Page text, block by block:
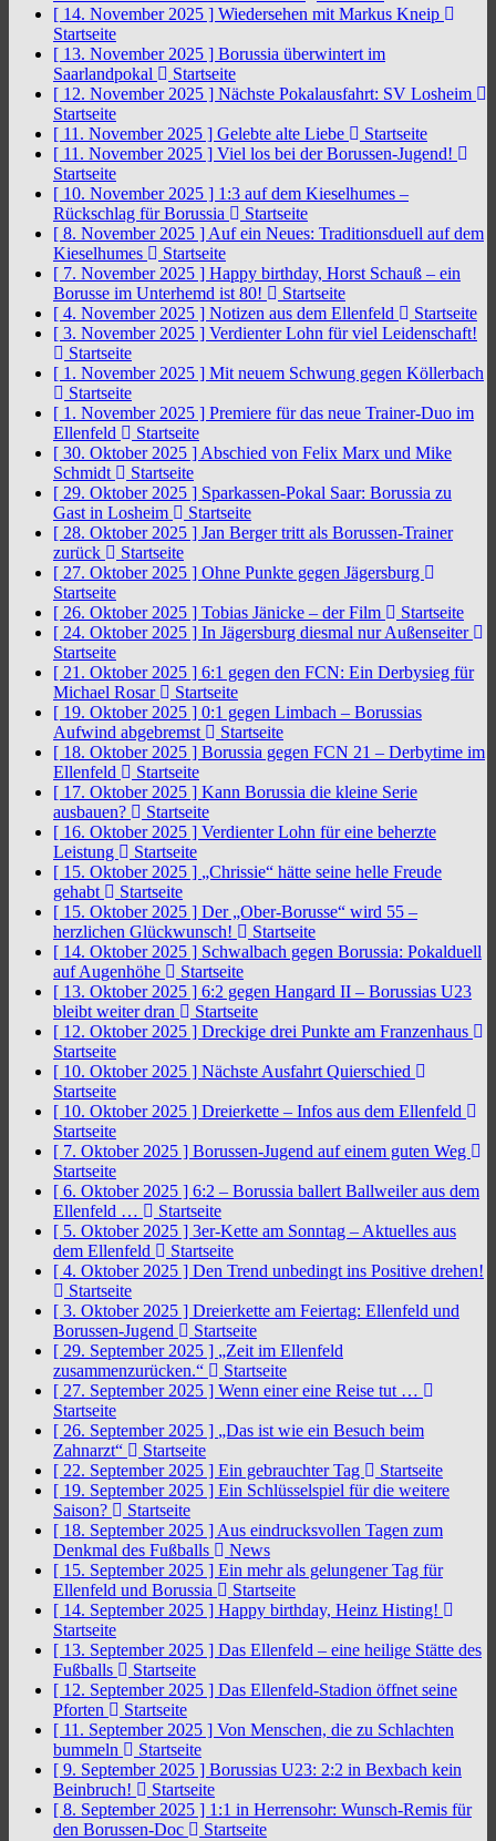
[ 14. November 2025 ] Wiedersehen mit Markus Kneip
Startseite
[ 13. November 2025 ] Borussia überwintert im
Saarlandpokal
Startseite
[ 12. November 2025 ] Nächste Pokalausfahrt: SV Losheim
Startseite
[ 11. November 2025 ] Gelebte alte Liebe
Startseite
[ 11. November 2025 ] Viel los bei der Borussen-Jugend!
Startseite
[ 10. November 2025 ] 1:3 auf dem Kieselhumes –
Rückschlag für Borussia
Startseite
[ 8. November 2025 ] Auf ein Neues: Traditionsduell auf dem
Kieselhumes
Startseite
[ 7. November 2025 ] Happy birthday, Horst Schauß – ein
Borusse im Unterhemd ist 80!
Startseite
[ 4. November 2025 ] Notizen aus dem Ellenfeld
Startseite
[ 3. November 2025 ] Verdienter Lohn für viel Leidenschaft!
Startseite
[ 1. November 2025 ] Mit neuem Schwung gegen Köllerbach
Startseite
[ 1. November 2025 ] Premiere für das neue Trainer-Duo im
Ellenfeld
Startseite
[ 30. Oktober 2025 ] Abschied von Felix Marx und Mike
Schmidt
Startseite
[ 29. Oktober 2025 ] Sparkassen-Pokal Saar: Borussia zu
Gast in Losheim
Startseite
[ 28. Oktober 2025 ] Jan Berger tritt als Borussen-Trainer
zurück
Startseite
[ 27. Oktober 2025 ] Ohne Punkte gegen Jägersburg
Startseite
[ 26. Oktober 2025 ] Tobias Jänicke – der Film
Startseite
[ 24. Oktober 2025 ] In Jägersburg diesmal nur Außenseiter
Startseite
[ 21. Oktober 2025 ] 6:1 gegen den FCN: Ein Derbysieg für
Michael Rosar
Startseite
[ 19. Oktober 2025 ] 0:1 gegen Limbach – Borussias
Aufwind abgebremst
Startseite
[ 18. Oktober 2025 ] Borussia gegen FCN 21 – Derbytime im
Ellenfeld
Startseite
[ 17. Oktober 2025 ] Kann Borussia die kleine Serie
ausbauen?
Startseite
[ 16. Oktober 2025 ] Verdienter Lohn für eine beherzte
Leistung
Startseite
[ 15. Oktober 2025 ] „Chrissie“ hätte seine helle Freude
gehabt
Startseite
[ 15. Oktober 2025 ] Der „Ober-Borusse“ wird 55 –
herzlichen Glückwunsch!
Startseite
[ 14. Oktober 2025 ] Schwalbach gegen Borussia: Pokalduell
auf Augenhöhe
Startseite
[ 13. Oktober 2025 ] 6:2 gegen Hangard II – Borussias U23
bleibt weiter dran
Startseite
[ 12. Oktober 2025 ] Dreckige drei Punkte am Franzenhaus
Startseite
[ 10. Oktober 2025 ] Nächste Ausfahrt Quierschied
Startseite
[ 10. Oktober 2025 ] Dreierkette – Infos aus dem Ellenfeld
Startseite
[ 7. Oktober 2025 ] Borussen-Jugend auf einem guten Weg
Startseite
[ 6. Oktober 2025 ] 6:2 – Borussia ballert Ballweiler aus dem
Ellenfeld …
Startseite
[ 5. Oktober 2025 ] 3er-Kette am Sonntag – Aktuelles aus
dem Ellenfeld
Startseite
[ 4. Oktober 2025 ] Den Trend unbedingt ins Positive drehen!
Startseite
[ 3. Oktober 2025 ] Dreierkette am Feiertag: Ellenfeld und
Borussen-Jugend
Startseite
[ 29. September 2025 ] „Zeit im Ellenfeld
zusammenzurücken.“
Startseite
[ 27. September 2025 ] Wenn einer eine Reise tut …
Startseite
[ 26. September 2025 ] „Das ist wie ein Besuch beim
Zahnarzt“
Startseite
[ 22. September 2025 ] Ein gebrauchter Tag
Startseite
[ 19. September 2025 ] Ein Schlüsselspiel für die weitere
Saison?
Startseite
[ 18. September 2025 ] Aus eindrucksvollen Tagen zum
Denkmal des Fußballs
News
[ 15. September 2025 ] Ein mehr als gelungener Tag für
Ellenfeld und Borussia
Startseite
[ 14. September 2025 ] Happy birthday, Heinz Histing!
Startseite
[ 13. September 2025 ] Das Ellenfeld – eine heilige Stätte des
Fußballs
Startseite
[ 12. September 2025 ] Das Ellenfeld-Stadion öffnet seine
Pforten
Startseite
[ 11. September 2025 ] Von Menschen, die zu Schlachten
bummeln
Startseite
[ 9. September 2025 ] Borussias U23: 2:2 in Bexbach kein
Beinbruch!
Startseite
[ 8. September 2025 ] 1:1 in Herrensohr: Wunsch-Remis für
den Borussen-Doc
Startseite